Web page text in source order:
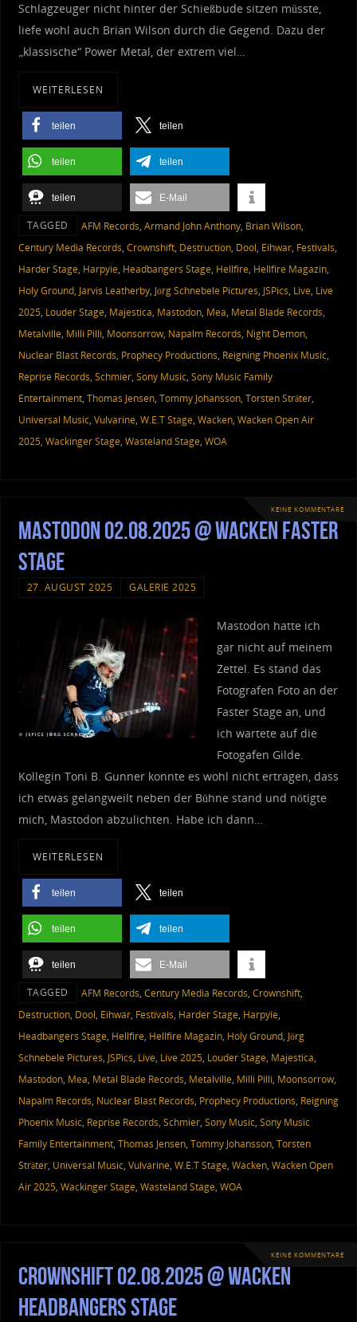
Schlagzeuger nicht hinter der Schießbude sitzen müsste,
liefe wohl auch Brian Wilson durch die Gegend. Dazu der
„klassische“ Power Metal, der extrem viel…
WEITERLESEN
teilen teilen
teilen teilen
teilen E-Mail
TAGGED AFM Records, Armand John Anthony, Brian Wilson,
Century Media Records, Crownshift, Destruction, Dool, Eihwar, Festivals,
Harder Stage, Harpyie, Headbangers Stage, Hellfire, Hellfire Magazin,
Holy Ground, Jarvis Leatherby, Jörg Schnebele Pictures, JSPics, Live, Live
2025, Louder Stage, Majestica, Mastodon, Mea, Metal Blade Records,
Metalville, Milli Pilli, Moonsorrow, Napalm Records, Night Demon,
Nuclear Blast Records, Prophecy Productions, Reigning Phoenix Music,
Reprise Records, Schmier, Sony Music, Sony Music Family
Entertainment, Thomas Jensen, Tommy Johansson, Torsten Sträter,
Universal Music, Vulvarine, W.E.T Stage, Wacken, Wacken Open Air
2025, Wackinger Stage, Wasteland Stage, WOA
KEINE KOMMENTARE
Mastodon 02.08.2025 @ Wacken Faster
Stage
27. AUGUST 2025 GALERIE 2025
Mastodon hatte ich
gar nicht auf meinem
Zettel. Es stand das
Fotografen Foto an der
Faster Stage an, und
ich wartete auf die
Fotogafen Gilde.
Kollegin Toni B. Gunner konnte es wohl nicht ertragen, dass
ich etwas gelangweilt neben der Bühne stand und nötigte
mich, Mastodon abzulichten. Habe ich dann…
WEITERLESEN
teilen teilen
teilen teilen
teilen E-Mail
TAGGED AFM Records, Century Media Records, Crownshift,
Destruction, Dool, Eihwar, Festivals, Harder Stage, Harpyie,
Headbangers Stage, Hellfire, Hellfire Magazin, Holy Ground, Jörg
Schnebele Pictures, JSPics, Live, Live 2025, Louder Stage, Majestica,
Mastodon, Mea, Metal Blade Records, Metalville, Milli Pilli, Moonsorrow,
Napalm Records, Nuclear Blast Records, Prophecy Productions, Reigning
Phoenix Music, Reprise Records, Schmier, Sony Music, Sony Music
Family Entertainment, Thomas Jensen, Tommy Johansson, Torsten
Sträter, Universal Music, Vulvarine, W.E.T Stage, Wacken, Wacken Open
Air 2025, Wackinger Stage, Wasteland Stage, WOA
KEINE KOMMENTARE
Crownshift 02.08.2025 @ Wacken
Headbangers Stage